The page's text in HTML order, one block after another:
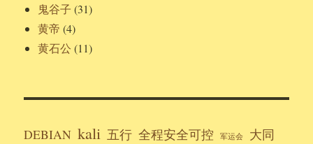
鬼谷子 (31)
黄帝 (4)
黄石公 (11)
DEBIAN kali 五行 全程安全可控 军运会
大同